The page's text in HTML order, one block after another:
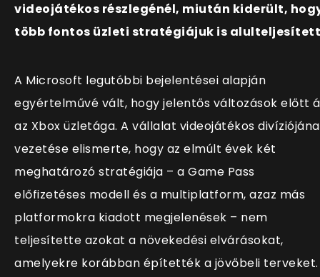
videojátékos részlegénél, miután kiderült,
több fontos üzleti stratégiájuk is
A Microsoft legutóbbi bejelentései alapján
egyértelművé vált, hogy jelentős változások előtt
az Xbox üzletága. A vállalat videojátékos
vezetése elismerte, hogy az elmúlt évek két
meghatározó stratégiája – a Game Pass
előfizetéses modell és a multiplatform, azaz más
platformokra kiadott megjelenések – nem
teljesítette azokat a növekedési elvárásokat,
amelyekre korábban építették a jövőbeli terveket.